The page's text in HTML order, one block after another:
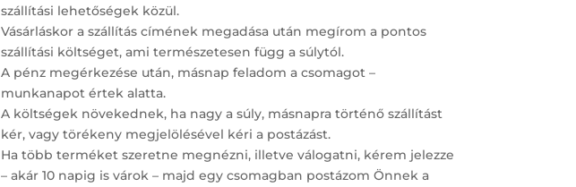
szállítási lehetőségek közül.
Vásárláskor a szállítás címének megadása után megírom a pontos
szállítási költséget, ami természetesen függ a súlytól.
A pénz megérkezése után, másnap feladom a csomagot –
munkanapot értek alatta.
A költségek növekednek, ha nagy a súly, másnapra történő szállítást
kér, vagy törékeny megjelölésével kéri a postázást.
Ha több terméket szeretne megnézni, illetve válogatni, kérem jelezze
– akár 10 napig is várok – majd egy csomagban postázom Önnek a